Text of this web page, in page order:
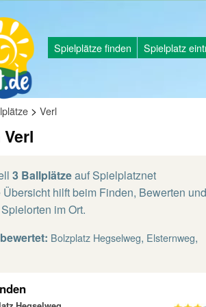
Spielplätze finden Spielplatz
> Verl
3 Ballplätzeauf Spielplatznet
hilft beim Finden, Bewerten und
im Ort.
Bolzplatz Hegselweg, Elsternweg,